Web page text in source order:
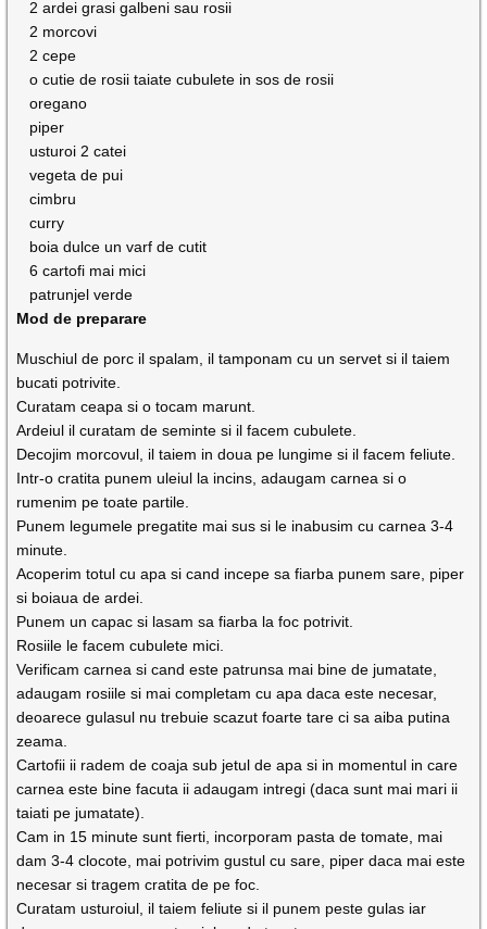
2 ardei grasi galbeni sau rosii
2 morcovi
2 cepe
o cutie de rosii taiate cubulete in sos de rosii
oregano
piper
usturoi 2 catei
vegeta de pui
cimbru
curry
boia dulce un varf de cutit
6 cartofi mai mici
patrunjel verde
Mod de preparare
Muschiul de porc il spalam, il tamponam cu un servet si il taiem
bucati potrivite.
Curatam ceapa si o tocam marunt.
Ardeiul il curatam de seminte si il facem cubulete.
Decojim morcovul, il taiem in doua pe lungime si il facem feliute.
Intr-o cratita punem uleiul la incins, adaugam carnea si o
rumenim pe toate partile.
Punem legumele pregatite mai sus si le inabusim cu carnea 3-4
minute.
Acoperim totul cu apa si cand incepe sa fiarba punem sare, piper
si boiaua de ardei.
Punem un capac si lasam sa fiarba la foc potrivit.
Rosiile le facem cubulete mici.
Verificam carnea si cand este patrunsa mai bine de jumatate,
adaugam rosiile si mai completam cu apa daca este necesar,
deoarece gulasul nu trebuie scazut foarte tare ci sa aiba putina
zeama.
Cartofii ii radem de coaja sub jetul de apa si in momentul in care
carnea este bine facuta ii adaugam intregi (daca sunt mai mari ii
taiati pe jumatate).
Cam in 15 minute sunt fierti, incorporam pasta de tomate, mai
dam 3-4 clocote, mai potrivim gustul cu sare, piper daca mai este
necesar si tragem cratita de pe foc.
Curatam usturoiul, il taiem feliute si il punem peste gulas iar